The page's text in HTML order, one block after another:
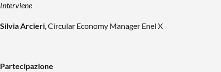
Interviene
Silvia Arcieri , Circular Economy Manager Enel X
Partecipazione